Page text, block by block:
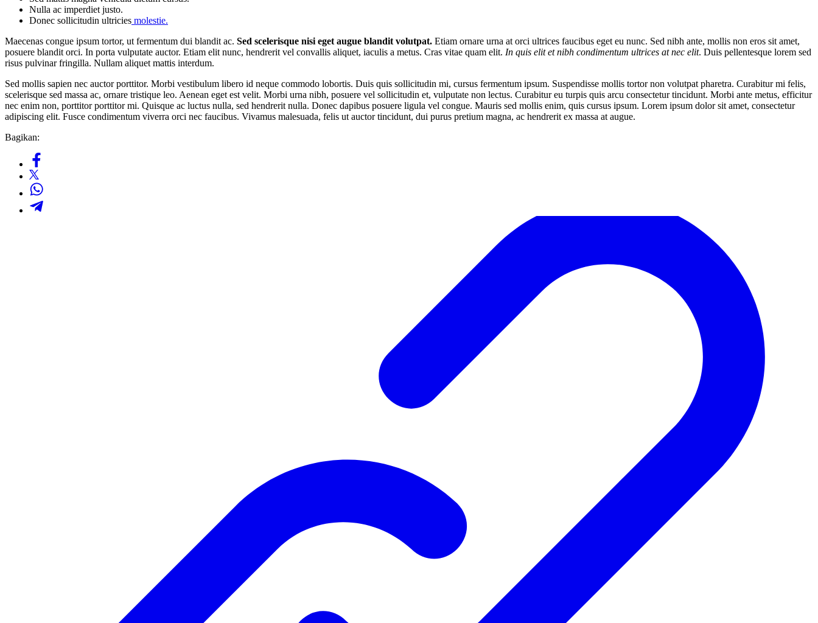
Nulla ac imperdiet justo.
Donec sollicitudin ultricies molestie.
Maecenas congue ipsum tortor, ut fermentum dui blandit ac. Sed scelerisque nisi eget augue blandit volutpat. Etiam ornare urna at orci ultrices faucibus eget eu nunc. Sed nibh ante, mollis non eros sit amet,
posuere blandit orci. In porta vulputate auctor. Etiam elit nunc, hendrerit vel convallis aliquet, iaculis a metus. Cras vitae quam elit. In quis elit et nibh condimentum ultrices at nec elit. Duis pellentesque lorem sed
risus pulvinar fringilla. Nullam aliquet mattis interdum.
Sed mollis sapien nec auctor porttitor. Morbi vestibulum libero id neque commodo lobortis. Duis quis sollicitudin mi, cursus fermentum ipsum. Suspendisse mollis tortor non volutpat pharetra. Curabitur mi felis,
scelerisque sed massa ac, ornare tristique leo. Aenean eget est velit. Morbi urna nibh, posuere vel sollicitudin et, vulputate non lectus. Curabitur eu turpis quis arcu consectetur tincidunt. Morbi ante metus, efficitur
nec enim non, porttitor porttitor mi. Quisque ac luctus nulla, sed hendrerit nulla. Donec dapibus posuere ligula vel congue. Mauris sed mollis enim, quis cursus ipsum. Lorem ipsum dolor sit amet, consectetur
adipiscing elit. Fusce condimentum viverra orci nec faucibus. Vivamus malesuada, felis ut auctor tincidunt, dui purus pretium magna, ac hendrerit ex massa at augue.
Bagikan: